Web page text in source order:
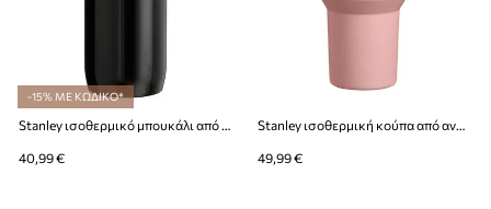
-15% ΜΕ ΚΩΔΙΚΟ*
40,99 € 49,99 €